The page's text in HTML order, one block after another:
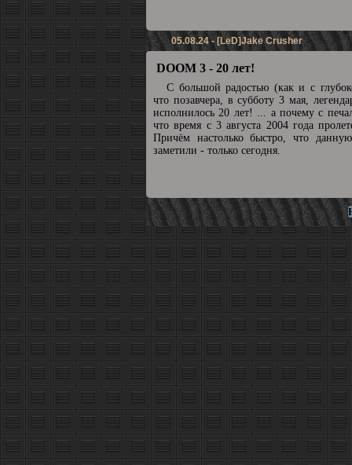
05.08.24 - [LeD]Jake Crusher
DOOM 3 - 20 лет!
С большой радостью (как и с
что позавчера, в субботу 3 мая,
исполнилось 20 лет! ... а почему с
что время с 3 августа 2004 года
Причём настолько быстро, что
заметили - только сегодня.